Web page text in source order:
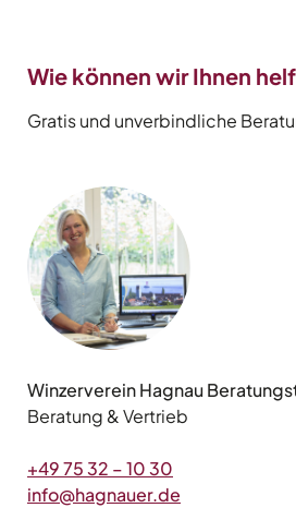
Wie können wir Ihnen
Gratis und unverbindliche
Winzerverein Hagnau
Beratung & Vertrieb
+49 75 32 – 10 30
info@hagnauer.de